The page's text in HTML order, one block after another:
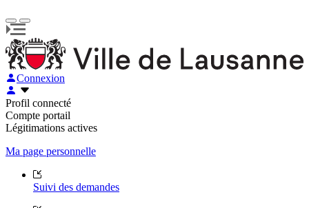
Connexion
Profil connecté
Compte portail
Légitimations actives
Ma page personnelle
Suivi des demandes